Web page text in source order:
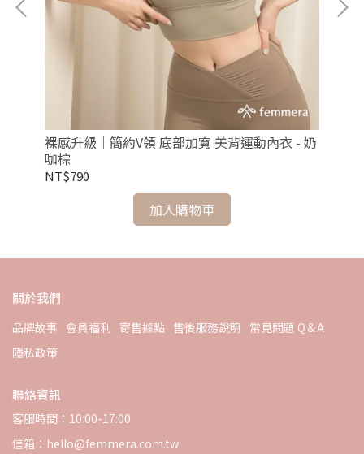
裸感升級｜簡約V領 底部加寬 美背運動內衣 - 奶
咖棕
NT$790
加入購物車
關於我們
品牌故事 會員福利 寄售據點 售後服務說明 常見問題 Q＆A
隱私政策
聯絡資訊
客服時間：10:00-17:00
信箱：hello@femmera.com.tw